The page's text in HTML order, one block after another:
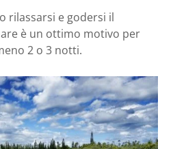
rilassarsi e godersi il
è un ottimo motivo per
2 o 3 notti.